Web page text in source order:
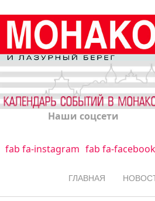
Наши соцсети
fab fa-instagram fab fa-
ГЛАВНАЯ